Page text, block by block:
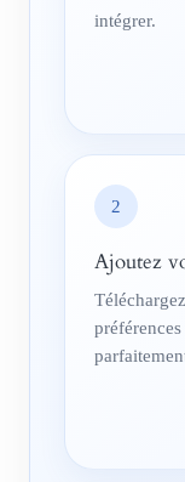
intégrer.
2
Ajoutez